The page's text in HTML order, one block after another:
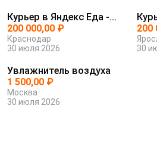
Курьер в Яндекс Еда -
уверенно...
200 000,00 ₽
Краснодар
30 июля 2026
200
30
Увлажнитель воздуха
1 500,00 ₽
Москва
30 июля 2026